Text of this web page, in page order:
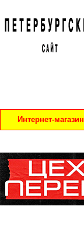
Интернет-магазин